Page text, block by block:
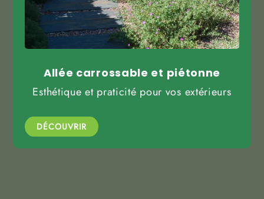
Allée carrossable et piétonne
Esthétique et praticité pour vos extérieurs
DÉCOUVRIR